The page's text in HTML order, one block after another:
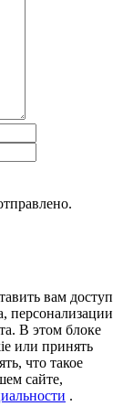
вам доступ
персонализации
В этом блоке
или принять
что такое
сайте,
.